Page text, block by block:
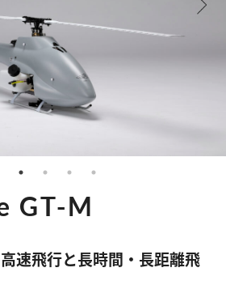
GT-M
速飛行と長時間・長距離飛